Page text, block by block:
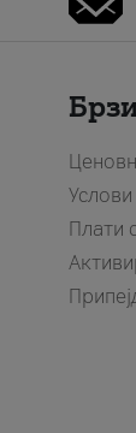
Плати